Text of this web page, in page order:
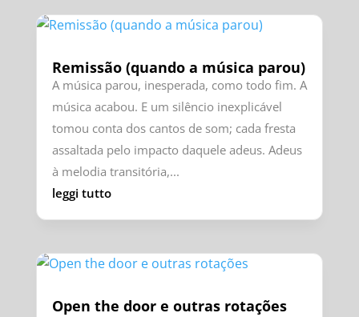
Remissão (quando a música parou)
A música parou, inesperada, como todo fim. A
música acabou. E um silêncio inexplicável
tomou conta dos cantos de som; cada fresta
assaltada pelo impacto daquele adeus. Adeus
à melodia transitória,...
leggi tutto
Open the door e outras rotações